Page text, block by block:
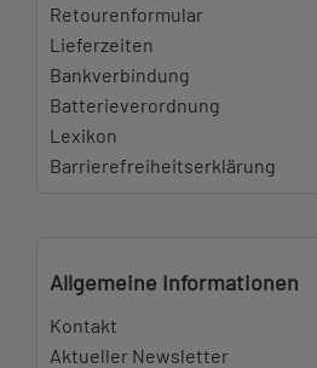
Retourenformular
Lieferzeiten
Bankverbindung
Batterieverordnung
Lexikon
Barrierefreiheitserklärung
Allgemeine Informationen
Kontakt
Aktueller Newsletter